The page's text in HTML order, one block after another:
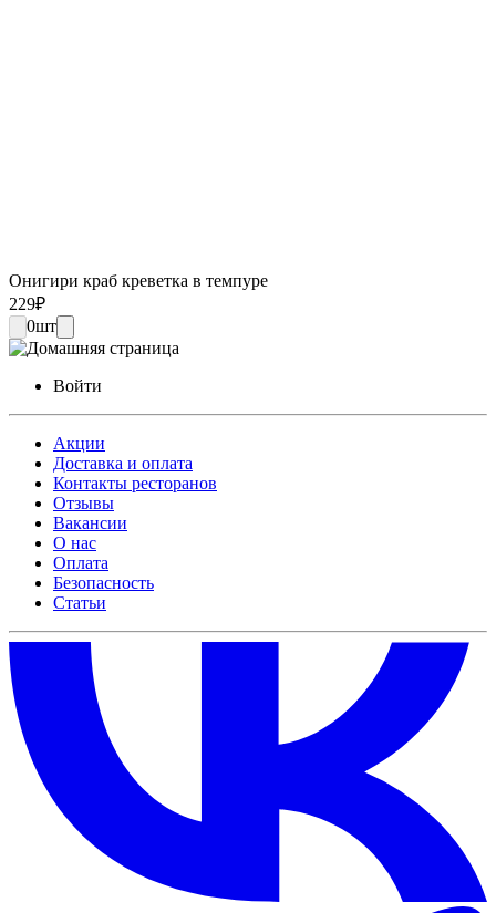
Онигири краб креветка в темпуре
229₽
0шт
Войти
Акции
Доставка и оплата
Контакты ресторанов
Отзывы
Вакансии
О нас
Оплата
Безопасность
Статьи